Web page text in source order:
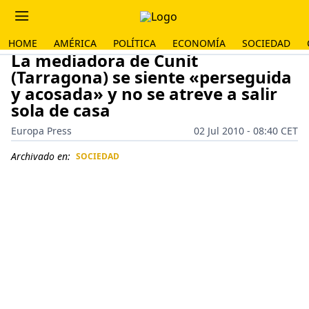
HOME AMÉRICA POLÍTICA ECONOMÍA SOCIEDAD
La mediadora de Cunit
(Tarragona) se siente «perseguida
y acosada» y no se atreve a salir
sola de casa
Europa Press
02 Jul 2010 - 08:40 CET
Archivado en: SOCIEDAD